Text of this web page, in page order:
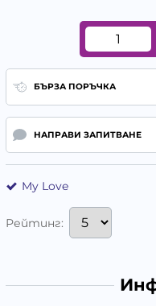
БЪРЗА ПОРЪЧКА
НАПРАВИ ЗАПИТВАНЕ
My Love
Рейтинг: